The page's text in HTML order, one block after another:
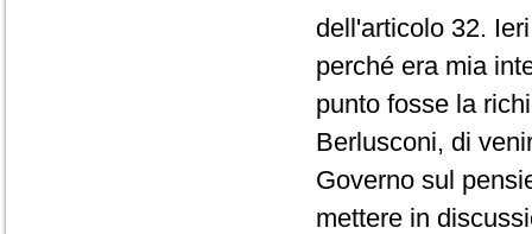
dell'articolo 32.
perché era mia
punto fosse la
Berlusconi, di
Governo sul
mettere in